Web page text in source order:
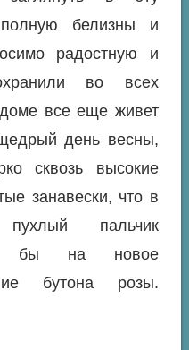
полную белизны и
радостную и
во всех
все еще живет
день весны,
сквозь высокие
занавески, что в
пальчик
бы на новое
бутона розы.